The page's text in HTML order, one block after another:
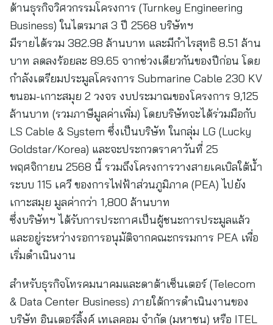
ด้านธุรกิจวิศวกรรมโครงการ (Turnkey Engineering
Business) ในไตรมาส 3 ปี 2568 บริษัทฯ
มีรายได้รวม 382.98 ล้านบาท และมีกำไรสุทธิ 8.51 ล้าน
บาท ลดลงร้อยละ 89.65 จากช่วงเดียวกันของปีก่อน โดย
กำลังเตรียมประมูลโครงการ Submarine Cable 230 KV
ขนอม-เกาะสมุย 2 วงจร งบประมาณของโครงการ 9,125
ล้านบาท (รวมภาษีมูลค่าเพิ่ม) โดยบริษัทจะได้ร่วมมือกับ
LS Cable & System ซึ่งเป็นบริษัท ในกลุ่ม LG (Lucky
Goldstar/Korea) และจะประกวดราคาวันที่ 25
พฤศจิกายน 2568 นี้ รวมถึงโครงการวางสายเคเบิลใต้น้ำ
ระบบ 115 เควี ของการไฟฟ้าส่วนภูมิภาค (PEA) ไปยัง
เกาะสมุย มูลค่ากว่า 1,800 ล้านบาท
ซึ่งบริษัทฯ ได้รับการประกาศเป็นผู้ชนะการประมูลแล้ว
และอยู่ระหว่างรอการอนุมัติจากคณะกรรมการ PEA เพื่อ
เริ่มดำเนินงาน
สำหรับธุรกิจโทรคมนาคมและดาต้าเซ็นเตอร์ (Telecom
& Data Center Business) ภายใต้การดำเนินงานของ
บริษัท อินเตอร์ลิ้งค์ เทเลคอม จำกัด (มหาชน) หรือ ITEL